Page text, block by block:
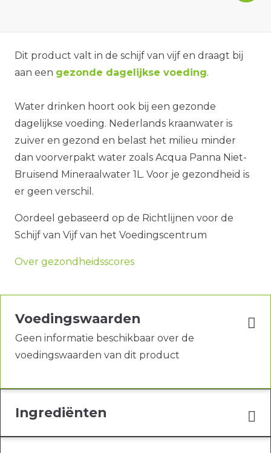
Dit product valt in de schijf van vijf en draagt bij
aan een gezonde dagelijkse voeding.
Water drinken hoort ook bij een gezonde
dagelijkse voeding. Nederlands kraanwater is
zuiver en gezond en belast het milieu minder
dan voorverpakt water zoals Acqua Panna Niet-
Bruisend Mineraalwater 1L. Voor je gezondheid is
er geen verschil.
Oordeel gebaseerd op de Richtlijnen voor de
Schijf van Vijf van het Voedingscentrum
Over gezondheidsscores
Voedingswaarden
Geen informatie beschikbaar over de
voedingswaarden van dit product
Ingrediënten